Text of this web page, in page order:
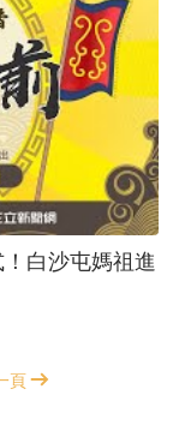
白沙屯媽祖進
頁